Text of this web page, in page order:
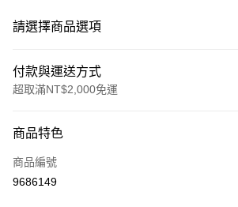
請選擇商品選項
付款與運送方式
超取滿NT$2,000免運
信用卡一次付款
超商取貨付款
商品特色
商品編號
9686149